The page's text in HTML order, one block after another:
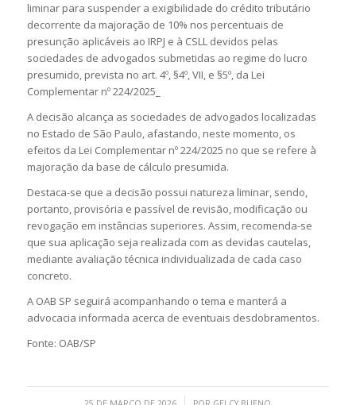
liminar para suspender a exigibilidade do crédito tributário
decorrente da majoração de 10% nos percentuais de
presunção aplicáveis ao IRPJ e à CSLL devidos pelas
sociedades de advogados submetidas ao regime do lucro
presumido, prevista no art. 4º, §4º, VII, e §5º, da Lei
Complementar nº 224/2025_
A decisão alcança as sociedades de advogados localizadas
no Estado de São Paulo, afastando, neste momento, os
efeitos da Lei Complementar nº 224/2025 no que se refere à
majoração da base de cálculo presumida.
Destaca-se que a decisão possui natureza liminar, sendo,
portanto, provisória e passível de revisão, modificação ou
revogação em instâncias superiores. Assim, recomenda-se
que sua aplicação seja realizada com as devidas cautelas,
mediante avaliação técnica individualizada de cada caso
concreto.
A OAB SP seguirá acompanhando o tema e manterá a
advocacia informada acerca de eventuais desdobramentos.
Fonte: OAB/SP